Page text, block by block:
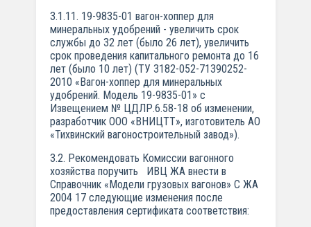
3.1.11. 19-9835-01 вагон-хоппер для
минеральных удобрений - увеличить срок
службы до 32 лет (было 26 лет), увеличить
срок проведения капитального ремонта до 16
лет (было 10 лет) (ТУ 3182-052-71390252-
2010 «Вагон-хоппер для минеральных
удобрений. Модель 19-9835-01» с
Извещением № ЦДЛР.6.58-18 об изменении,
разработчик ООО «ВНИЦТТ», изготовитель АО
«Тихвинский вагоностроительный завод»).
3.2. Рекомендовать Комиссии вагонного
хозяйства поручить ИВЦ ЖА внести в
Справочник «Модели грузовых вагонов» С ЖА
2004 17 следующие изменения после
предоставления сертификата соответствия: